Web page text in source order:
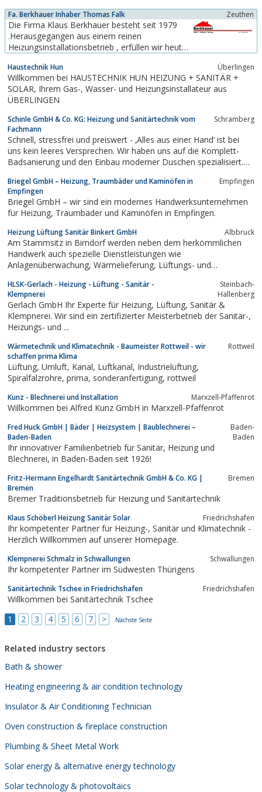
Wartungsarbeiten für Architektur-
undIngenieurbüros sowie für Hochbaufirmen,
Immobilienverwaltungen, Bauherren und
Investoren.Näheres zu unseren Leistungen...
Fa. Berkhauer Inhaber Thomas Falk Zeuthen
Die Firma Klaus Berkhauer besteht seit 1979
.Herausgegangen aus einem reinen
Heizungsinstallationsbetrieb , erfüllen wir heute
Installationsfach.Selbstverständlich bauen wir
auch heute Heizungsanlagen nach dem
neuesten Stand der Technik. Aber der Kunde
kann ebenfalls aus dem Angebot der
Badinstallation wählen...
Haustechnik Hun Überlingen
Willkommen bei HAUSTECHNIK HUN HEIZUNG + SANITÄR +
SOLAR, Ihrem Gas-, Wasser- und Heizungsinstallateur aus
ÜBERLINGEN
Schinle GmbH & Co. KG: Heizung und Sanitärtechnik vom
Fachmann
Schramberg
Schnell, stressfrei und preiswert - ‚Alles aus einer Hand‘ ist bei
uns kein leeres Versprechen. Wir haben uns auf die Komplett-
Badsanierung und den Einbau moderner Duschen spezialisiert.
entwickeln uns in spezialisierten Arbeitskreisen immer weiter.
Briegel GmbH – Heizung, Traumbäder und Kaminöfen in
Empfingen
Empfingen
Briegel GmbH – wir sind ein modernes Handwerksunternehmen
für Heizung, Traumbäder und Kaminöfen in Empfingen.
Heizung Lüftung Sanitär Binkert GmbH Albbruck
Am Stammsitz in Birndorf werden neben dem herkömmlichen
Handwerk auch spezielle Dienstleistungen wie
Anlagenüberwachung, Wärmelieferung, Lüftungs- und
komplette Syvalent-Systemheiztechnik angeboten. Im
Filialbetrieb in Titisee-Neustadt liegt ein Schwerpunkt bei den...
HLSK-Gerlach - Heizung - Lüftung - Sanitär -
Klempnerei
Steinbach-
Hallenberg
Gerlach GmbH Ihr Experte für Heizung, Lüftung, Sanitär &
Klempnerei. Wir sind ein zertifizierter Meisterbetrieb der Sanitär-,
Heizungs- und ...
Wärmetechnik und Klimatechnik - Baumeister Rottweil - wir
schaffen prima Klima
Rottweil
Lüftung, Umluft, Kanal, Luftkanal, Industrielüftung,
Spiralfalzrohre, prima, sonderanfertigung, rottweil
Kunz - Blechnerei und Installation Marxzell-Pfaffenrot
Willkommen bei Alfred Kunz GmbH in Marxzell-Pfaffenrot
Fred Huck GmbH | Bäder | Heizsystem | Baublechnerei –
Baden-Baden
Baden-
Baden
Ihr innovativer Familienbetrieb für Sanitär, Heizung und
Blechnerei, in Baden-Baden seit 1926!
Fritz-Hermann Engelhardt Sanitärtechnik GmbH & Co. KG |
Bremen
Bremen
Bremer Traditionsbetrieb für Heizung und Sanitärtechnik
Klaus Schöberl Heizung Sanitär Solar Friedrichshafen
Ihr kompetenter Partner für Heizung-, Sanitär und Klimatechnik -
Herzlich Willkommen auf unserer Homepage.
Klempnerei Schmalz in Schwallungen Schwallungen
Ihr kompetenter Partner im Südwesten Thürigens
Sanitärtechnik Tschee in Friedrichshafen Friedrichshafen
Willkommen bei Sanitärtechnik Tschee
1
2 3 4 5 6 7 > Nächste Seite
Related industry sectors
Bath & shower
Heating engineering & air condition technology
Insulator & Air Conditioning Technician
Oven construction & fireplace construction
Plumbing & Sheet Metal Work
Solar energy & alternative energy technology
Solar technology & photovoltaics